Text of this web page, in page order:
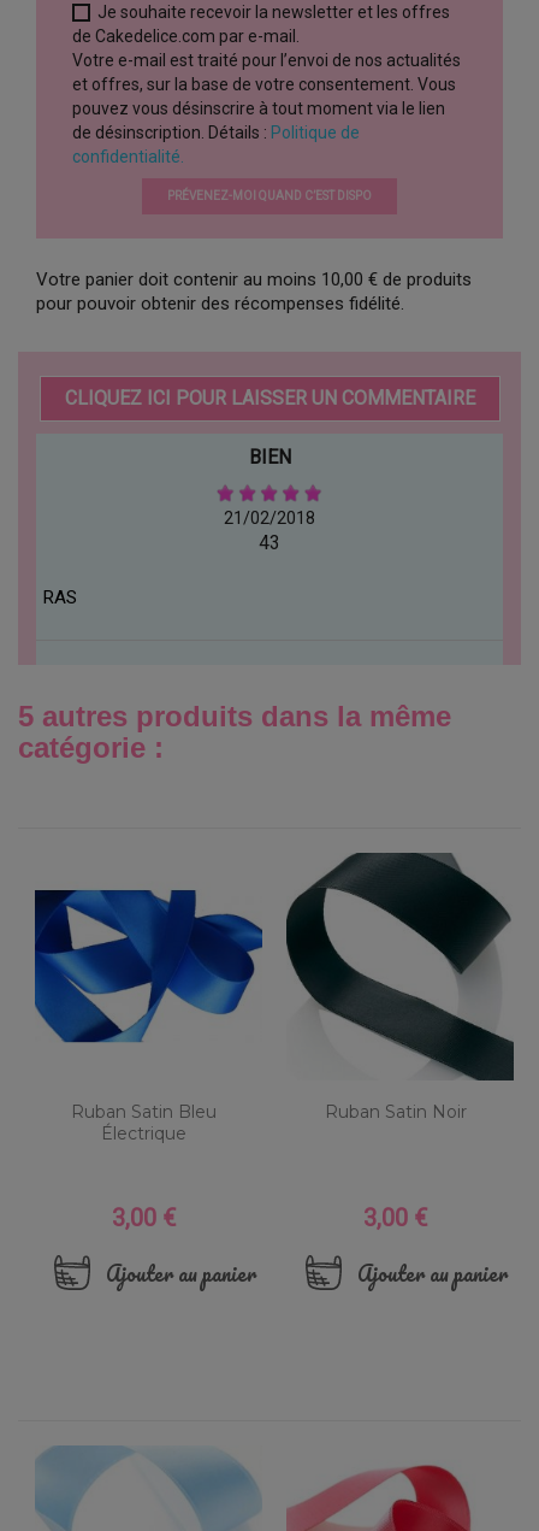
Je souhaite recevoir la newsletter et les offres
de Cakedelice.com par e-mail.
Votre e-mail est traité pour l’envoi de nos actualités
et offres, sur la base de votre consentement. Vous
pouvez vous désinscrire à tout moment via le lien
de désinscription. Détails : Politique de
confidentialité.
PRÉVENEZ-MOI QUAND C’EST DISPO
Votre panier doit contenir au moins 10,00 € de produits
pour pouvoir obtenir des récompenses fidélité.
CLIQUEZ ICI POUR LAISSER UN COMMENTAIRE
BIEN
21/02/2018
43
RAS
5 autres produits dans la même
catégorie :
Ruban Satin Bleu
Électrique
Prix
3,00 €
Ajouter au panier
Ruban Satin Noir
Prix
3,00 €
Ajouter au panier